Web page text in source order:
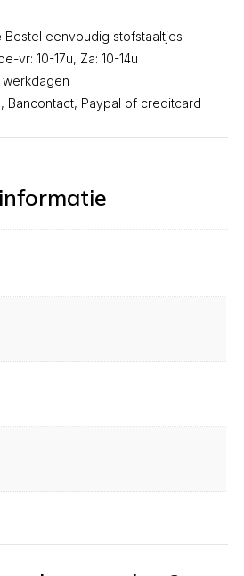
Bestel eenvoudig stofstaaltjes
vr: 10-17u, Za: 10-14u
werkdagen
Bancontact, Paypal of creditcard